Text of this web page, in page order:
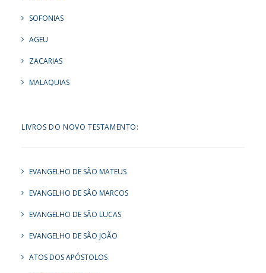
SOFONIAS
AGEU
ZACARIAS
MALAQUIAS
LIVROS DO NOVO TESTAMENTO:
EVANGELHO DE SÃO MATEUS
EVANGELHO DE SÃO MARCOS
EVANGELHO DE SÃO LUCAS
EVANGELHO DE SÃO JOÃO
ATOS DOS APÓSTOLOS